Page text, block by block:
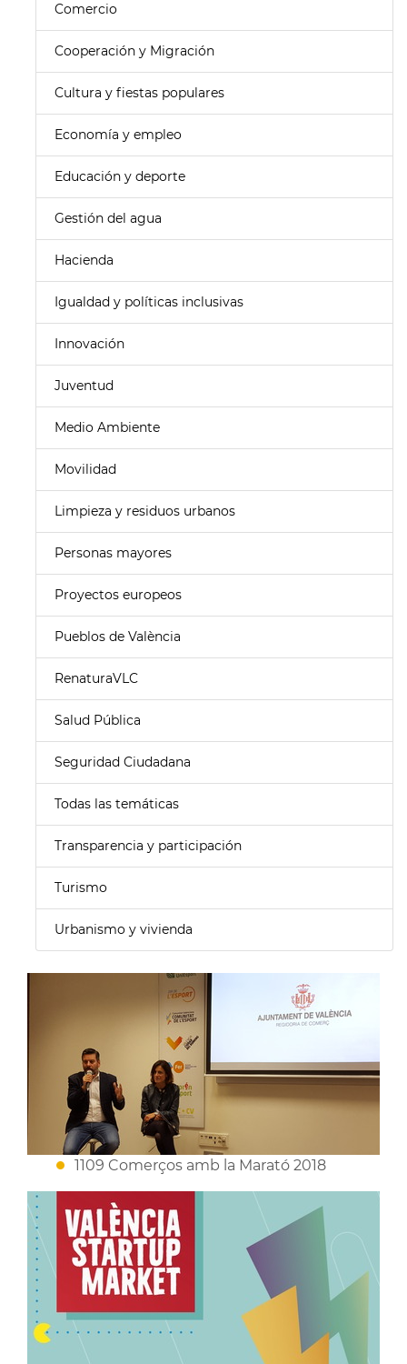
Comercio
Cooperación y Migración
Cultura y fiestas populares
Economía y empleo
Educación y deporte
Gestión del agua
Hacienda
Igualdad y políticas inclusivas
Innovación
Juventud
Medio Ambiente
Movilidad
Limpieza y residuos urbanos
Personas mayores
Proyectos europeos
Pueblos de València
RenaturaVLC
Salud Pública
Seguridad Ciudadana
Todas las temáticas
Transparencia y participación
Turismo
Urbanismo y vivienda
1109 Comerços amb la Marató 2018